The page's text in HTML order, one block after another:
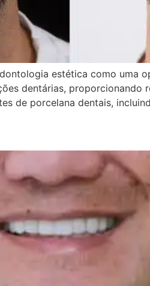
estética como uma
dentárias,
de porcelana dentais,